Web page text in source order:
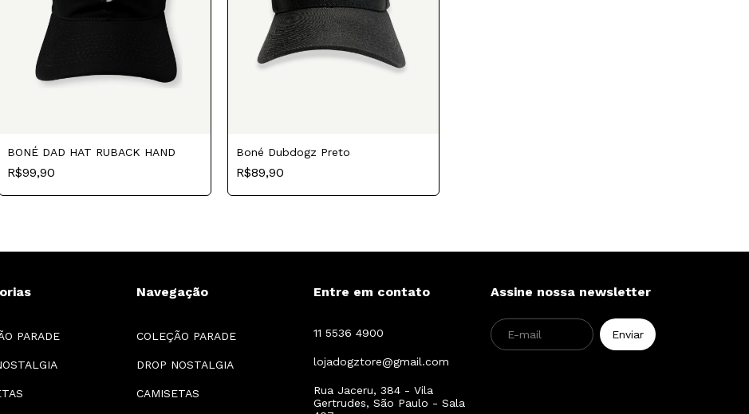
BONÉ DAD HAT RUBACK HAND
R$99,90
Boné Dubdogz Preto
R$89,90
PARADE
Navegação
COLEÇÃO PARADE
DROP NOSTALGIA
CAMISETAS
Entre em contato
11 5536 4900
lojadogztore@gmail.com
Rua Jaceru, 384 - Vila
Gertrudes, São Paulo - Sala
Assine nossa newsletter